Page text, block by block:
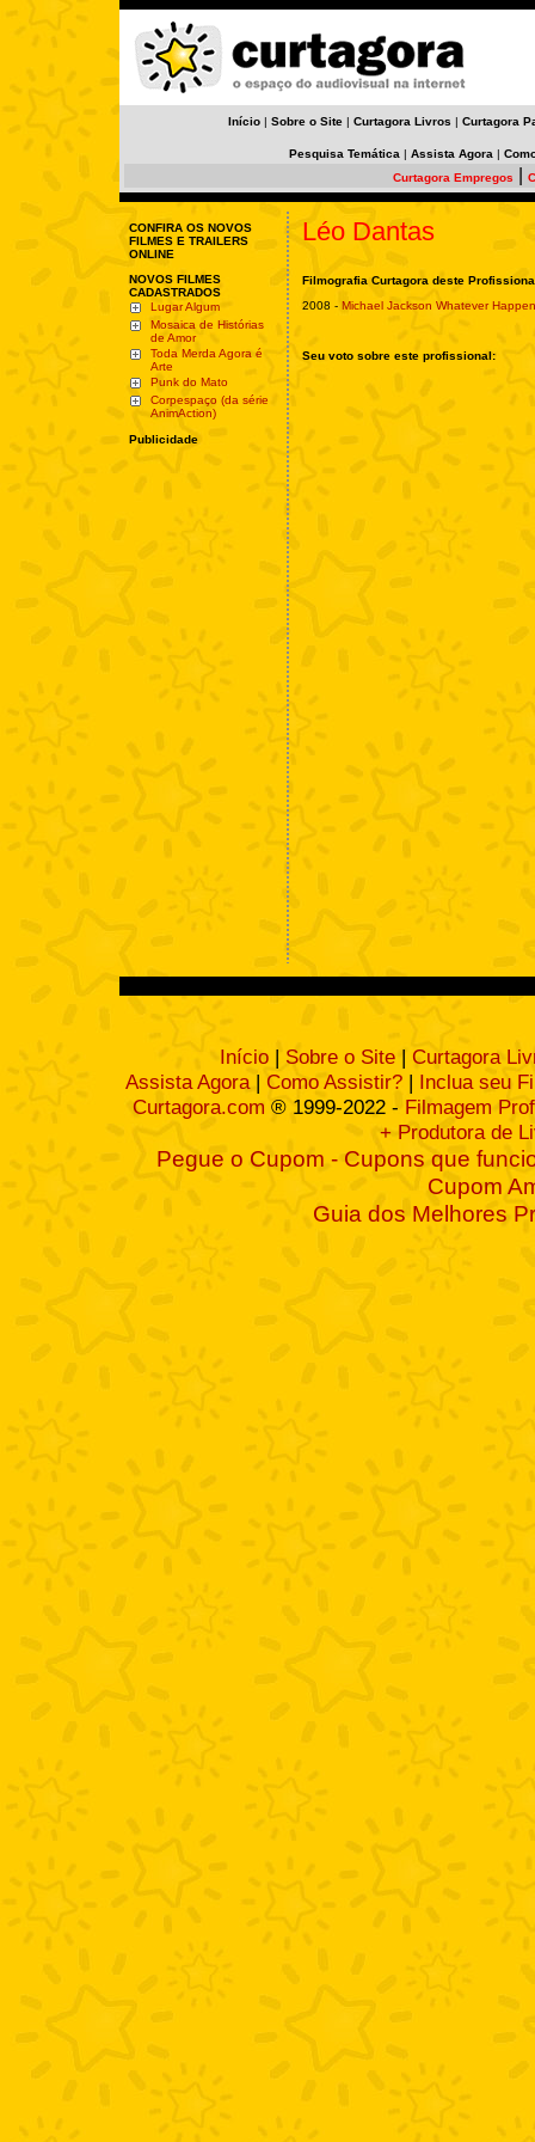
Início | Sobre o Site | Curtagora Livros | Curtagora
Pesquisa Temática | Assista Agora |
Curtagora Empregos
CONFIRA OS NOVOS
FILMES E TRAILERS
ONLINE
NOVOS FILMES
CADASTRADOS
Lugar Algum
Mosaica de Histórias
de Amor
Toda Merda Agora é
Arte
Punk do Mato
Corpespaço (da série
AnimAction)
Publicidade
Léo Dantas
Filmografia Curtagora deste
2008 - Michael Jackson Whatever
Seu voto sobre este profissional:
Início | Sobre o Site | Curtagora
Assista Agora| Como Assistir? | Inclua seu
Curtagora.com ® 1999-2022 - Filmagem
+ Produtora de
Pegue o Cupom - Cupons que
Cupom
Guia dos Melhores